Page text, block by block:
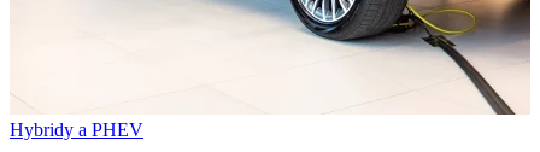
Hybridy a PHEV